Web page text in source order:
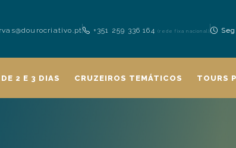
+351 259 336 164(rede fixa nacional)
2 E 3 DIAS CRUZEIROS TEMÁTICOS TOURS